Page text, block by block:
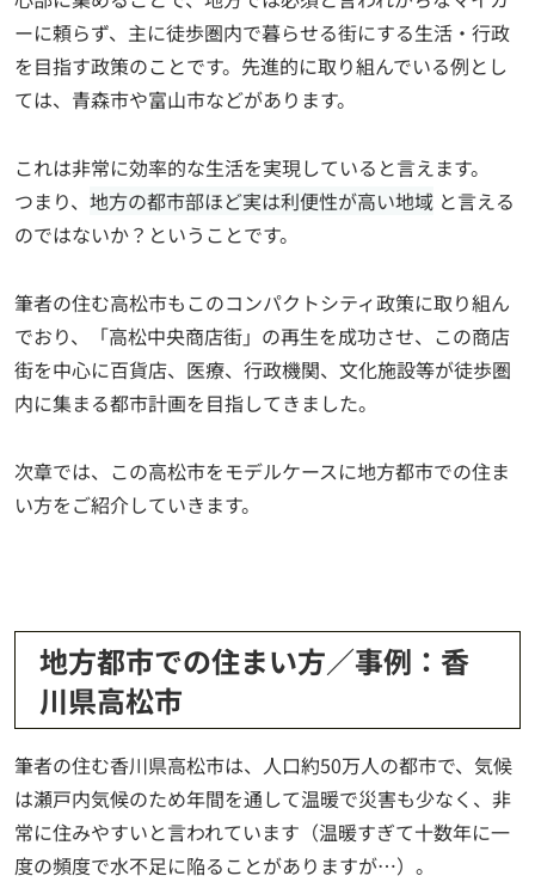
ーに頼らず、主に徒歩圏内で暮らせる街にする生活・行政
を目指す政策のことです。先進的に取り組んでいる例とし
ては、青森市や富山市などがあります。
これは非常に効率的な生活を実現していると言えます。
つまり、 地方の都市部ほど実は利便性が高い地域 と言える
のではないか？ということです。
筆者の住む高松市もこのコンパクトシティ政策に取り組ん
でおり、「高松中央商店街」の再生を成功させ、この商店
街を中心に百貨店、医療、行政機関、文化施設等が徒歩圏
内に集まる都市計画を目指してきました。
次章では、この高松市をモデルケースに地方都市での住ま
い方をご紹介していきます。
地方都市での住まい方／事例：香
川県高松市
筆者の住む香川県高松市は、人口約50万人の都市で、気候
は瀬戸内気候のため年間を通して温暖で災害も少なく、非
常に住みやすいと言われています（温暖すぎて十数年に一
度の頻度で水不足に陥ることがありますが…）。